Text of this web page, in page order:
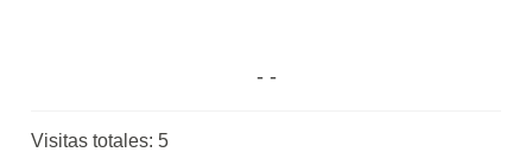
Visitas totales: 5